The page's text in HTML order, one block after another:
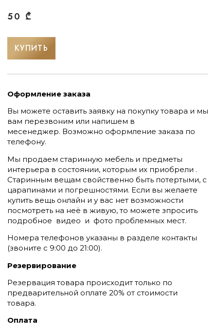
50 ₾
КУПИТЬ
Оформление заказа
Вы можете оставить заявку на покупку товара и мы
вам перезвоним или напишем в
месенеджер. Возможно оформление заказа по
телефону.
Мы продаем старинную мебель и предметы
интерьера в состоянии, которым их приобрели .
Старинным вещам свойственно быть потертыми, с
царапинами и погрешностями. Если вы желаете
купить вещь онлайн и у вас нет возможности
посмотреть на неё в живую, то можете зпросить
подробное видео и фото проблемных мест.
Номера телефонов указаны в разделе контакты
(звоните c 9:00 до 21:00).
Резервирование
Резервация товара происходит только по
предварительной оплате 20% от стоимости
товара.
Оплата